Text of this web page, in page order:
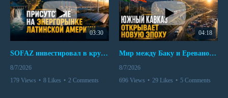
03:30
SOFAZ инвестировал в крупнейшего независимого производителя электроэнергии Перу
8/7/2026
179 Views • 8 Likes • 2 Comments
04:18
Мир между Баку и Ереваном запускает крупные логистические проекты
8/7/2026
696 Views • 29 Likes • 5 Comments